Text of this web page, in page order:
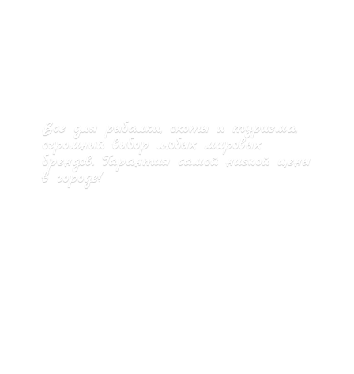
Все для рыбалки, охоты и туризма,
огромный выбор любых мировых
брендов. Гарантия самой низкой цены
в городе!